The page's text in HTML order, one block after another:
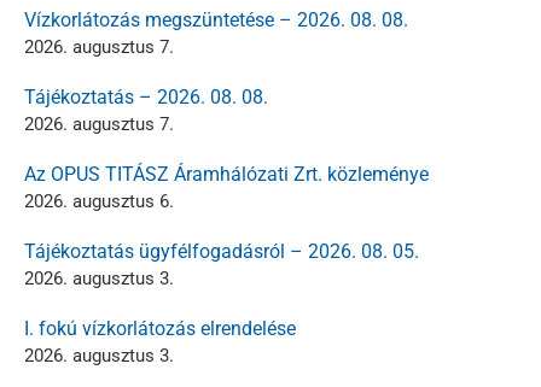
Vízkorlátozás megszüntetése – 2026. 08. 08.
2026. augusztus 7.
Tájékoztatás – 2026. 08. 08.
2026. augusztus 7.
Az OPUS TITÁSZ Áramhálózati Zrt. közleménye
2026. augusztus 6.
Tájékoztatás ügyfélfogadásról – 2026. 08. 05.
2026. augusztus 3.
I. fokú vízkorlátozás elrendelése
2026. augusztus 3.